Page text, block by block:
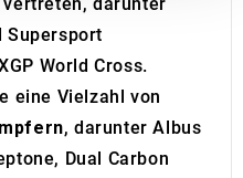
analytics partners who
that you’ve
collected from your use
Supersport
World Cross.
eine Vielzahl von
, darunter Albus
Dual Carbon